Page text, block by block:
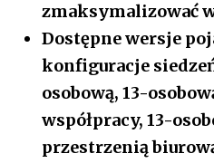
zmaksymalizować
Dostępne wersje
konfiguracje
osobową, 13-
współpracy, 13-
przestrzenią